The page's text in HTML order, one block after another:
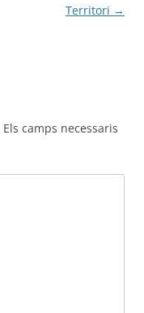
Territori →
Els camps necessaris